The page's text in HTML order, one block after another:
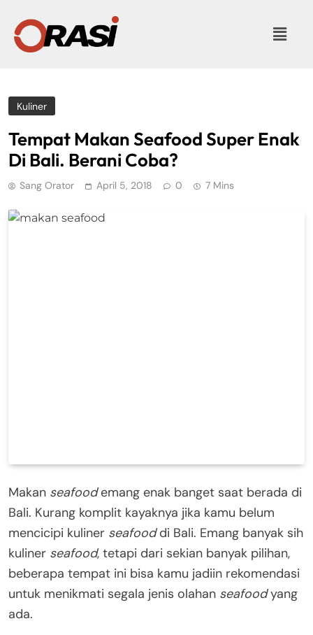
Kuliner
Tempat Makan Seafood Super Enak
Di Bali. Berani Coba?
Sang Orator April 5, 2018 0 7 Mins
Makan seafoodemang enak banget saat berada di
Bali. Kurang komplit kayaknya jika kamu belum
mencicipi kuliner seafooddi Bali. Emang banyak sih
kuliner seafood, tetapi dari sekian banyak pilihan,
beberapa tempat ini bisa kamu jadiin rekomendasi
untuk menikmati segala jenis olahan seafoodyang
ada.